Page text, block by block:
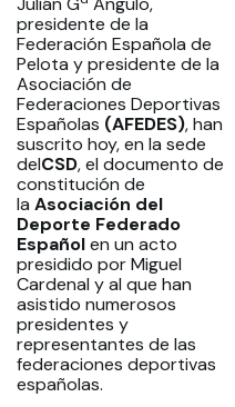
presidente de la
Federación Española de
Pelota y presidente de la
Asociación de
Federaciones Deportivas
Españolas (AFEDES), han
suscrito hoy, en la sede
delCSD, el documento de
constitución de
la Asociación del
Deporte Federado
Españolen un acto
presidido por Miguel
Cardenal y al que han
asistido numerosos
presidentes y
representantes de las
federaciones deportivas
españolas.